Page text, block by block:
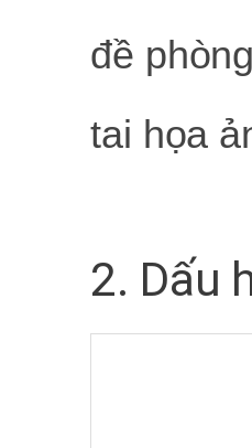
đề
tai họa
2. Dấu